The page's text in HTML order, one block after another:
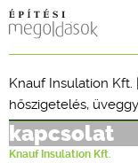
Knauf Insulation Kft. |
hőszigetelés,
kapcsolat
Knauf Insulation Kft.